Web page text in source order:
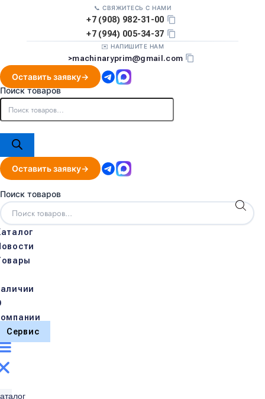
📞 СВЯЖИТЕСЬ С НАМИ
+7 (908) 982-31-00
+7 (994) 005-34-37
✉️ НАПИШИТЕ НАМ
>machinaryprim@gmail.com
Оставить заявку
Поиск товаров
Оставить заявку
Поиск товаров
Сервис